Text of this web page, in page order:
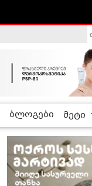
ბლოგები მეტი